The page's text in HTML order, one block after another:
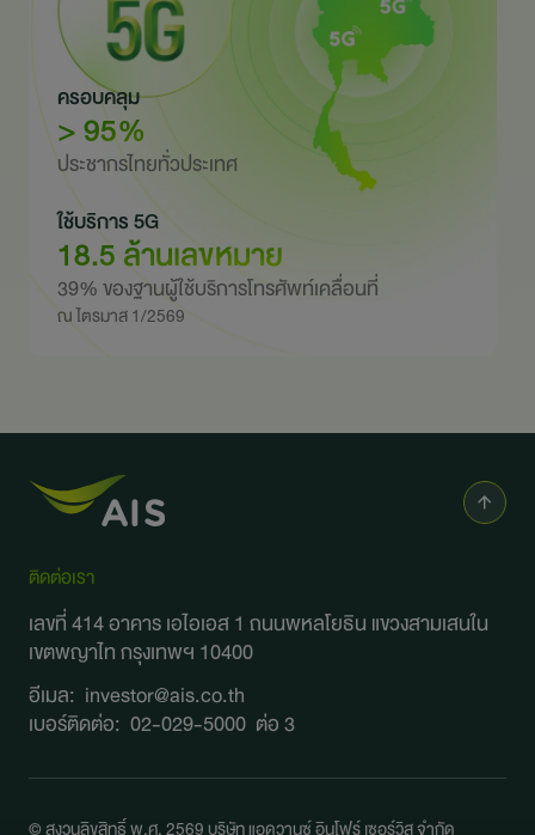
ครอบคลุม
> 95%
ประชากรไทยทั่วประเทศ
ใช้บริการ 5G
18.5 ล้านเลขหมาย
39% ของฐานผู้ใช้บริการโทรศัพท์เคลื่อนที่
ณ ไตรมาส 1/2569
ติดต่อเรา
เลขที่ 414 อาคาร เอไอเอส 1 ถนนพหลโยธิน แขวงสามเสนใน
เขตพญาไท กรุงเทพฯ 10400
อีเมล: investor@ais.co.th
เบอร์ติดต่อ: 02-029-5000 ต่อ 3
© สงวนลิขสิทธิ์ พ.ศ. 2569 บริษัท แอดวานซ์ อินโฟร์ เซอร์วิส จำกัด